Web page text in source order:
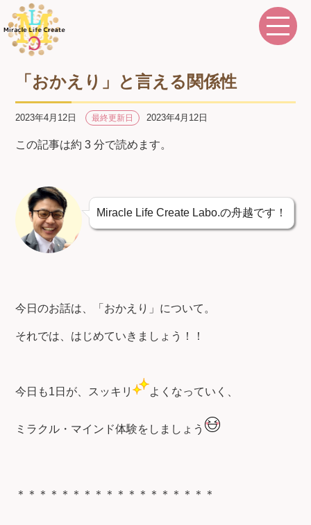
「おかえり」と言える関係性
2023年4月12日 最終更新日 2023年4月12日
この記事は約 3 分で読めます。
Miracle Life Create Labo.の舟越です！
今日のお話は、「おかえり」について。
それでは、はじめていきましょう！！
今日も1日が、スッキリ よくなっていく、
ミラクル・マインド体験をしましょう
＊＊＊＊＊＊＊＊＊＊＊＊＊＊＊＊＊＊